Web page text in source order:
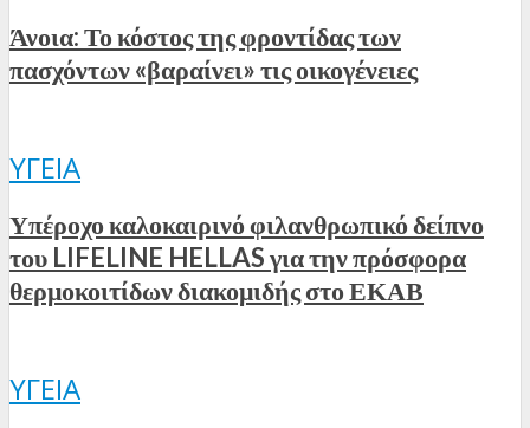
Άνοια: Το κόστος της φροντίδας των
πασχόντων «βαραίνει» τις οικογένειες
ΥΓΕΊΑ
Υπέροχο καλοκαιρινό φιλανθρωπικό δείπνο
του LIFELINE HELLAS για την πρόσφορα
θερμοκοιτίδων διακομιδής στο ΕΚΑΒ
ΥΓΕΊΑ